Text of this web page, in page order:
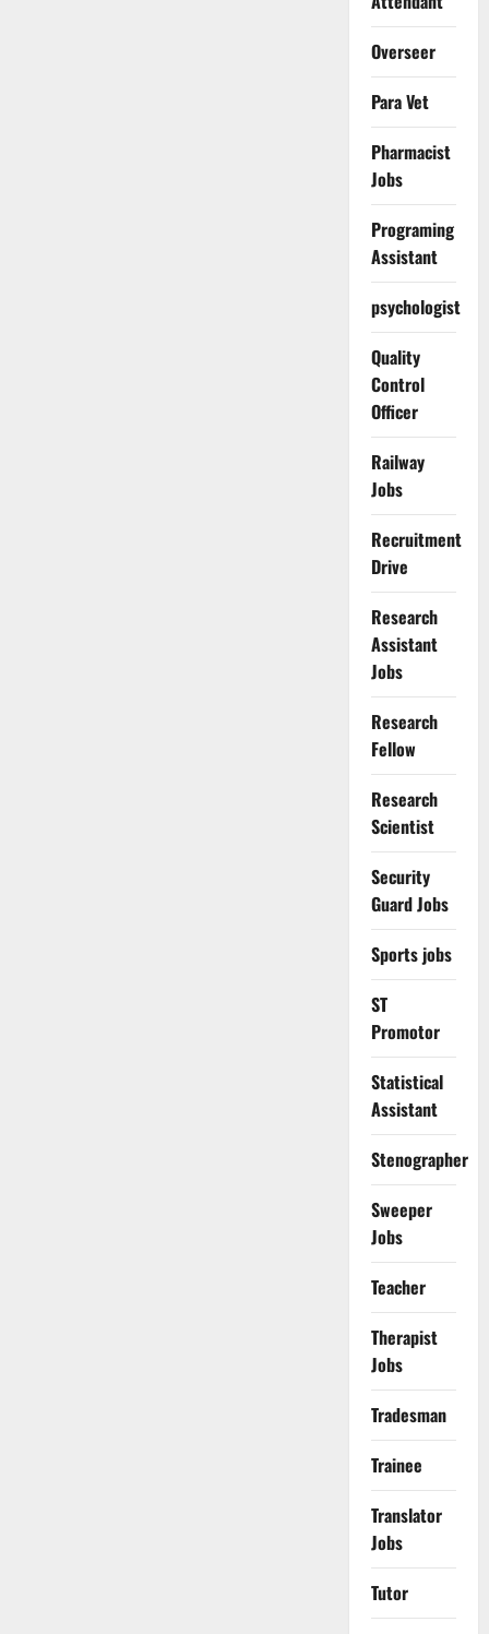
Overseer
Para Vet
Pharmacist
Jobs
Programing
Assistant
psychologist
Quality
Control
Officer
Railway
Jobs
Recruitment
Drive
Research
Assistant
Jobs
Research
Fellow
Research
Scientist
Security
Guard Jobs
Sports jobs
ST
Promotor
Statistical
Assistant
Stenographer
Sweeper
Jobs
Teacher
Therapist
Jobs
Tradesman
Trainee
Translator
Jobs
Tutor